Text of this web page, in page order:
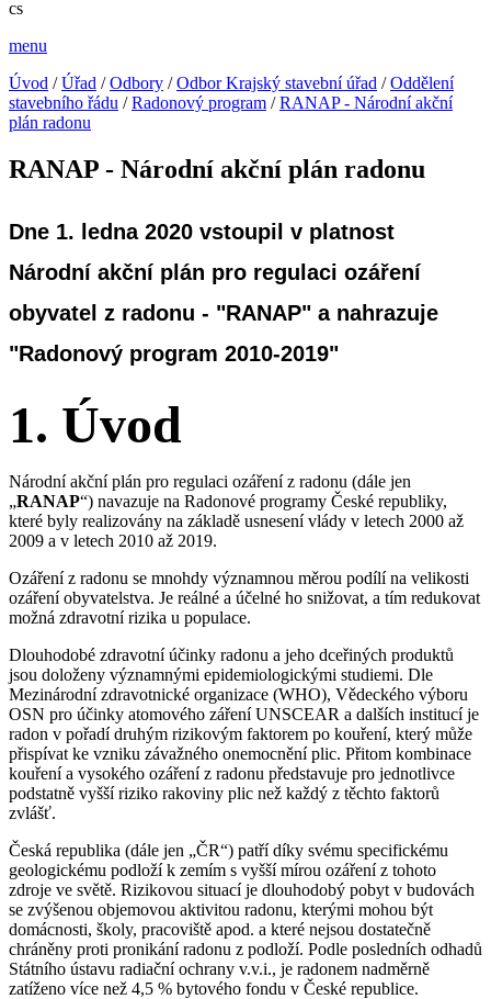
cs
menu
Úvod /Úřad /Odbory /Odbor Krajský stavební úřad /Oddělení
stavebního řádu /Radonový program /RANAP - Národní akční
plán radonu
RANAP - Národní akční plán radonu
Dne 1. ledna 2020 vstoupil v platnost
Národní akční plán pro regulaci ozáření
obyvatel z radonu - "RANAP" a nahrazuje
"Radonový program 2010-2019"
1. Úvod
Národní akční plán pro regulaci ozáření z radonu (dále jen
„RANAP“) navazuje na Radonové programy České republiky,
které byly realizovány na základě usnesení vlády v letech 2000 až
2009 a v letech 2010 až 2019.
Ozáření z radonu se mnohdy významnou měrou podílí na velikosti
ozáření obyvatelstva. Je reálné a účelné ho snižovat, a tím redukovat
možná zdravotní rizika u populace.
Dlouhodobé zdravotní účinky radonu a jeho dceřiných produktů
jsou doloženy významnými epidemiologickými studiemi. Dle
Mezinárodní zdravotnické organizace (WHO), Vědeckého výboru
OSN pro účinky atomového zářeníUNSCEAR a dalších institucí je
radon v pořadí druhým rizikovým faktorem po kouření, který může
přispívat ke vzniku závažného onemocnění plic. Přitom kombinace
kouření a vysokého ozáření z radonu představuje pro jednotlivce
podstatně vyšší riziko rakoviny plic než každý z těchto faktorů
zvlášť.
Česká republika (dále jen „ČR“) patří díky svému specifickému
geologickému podloží k zemím s vyšší mírou ozáření z tohoto
zdroje ve světě. Rizikovou situací je dlouhodobý pobyt v budovách
se zvýšenou objemovou aktivitou radonu, kterými mohou být
domácnosti, školy, pracoviště apod. a které nejsou dostatečně
chráněny proti pronikání radonu z podloží. Podle posledních odhadů
Státního ústavu radiační ochrany v.v.i., je radonem nadměrně
zatíženo více než 4,5 % bytového fondu v České republice.